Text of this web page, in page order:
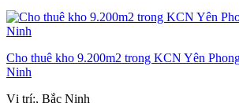
Cho thuê kho 9.200m2 trong KCN Yên
Ninh
Vị trí:, Bắc Ninh